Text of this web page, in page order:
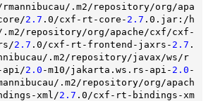
.m2/repository/org/apa
2.7 .0/cxf-rt-core- 2.7 .0.jar:/h
.m2/repository/org/apache/cxf/cxf-
2.7 .0/cxf-rt-frontend-jaxrs- 2.7 .
.m2/repository/javax/ws/r
api/2.0 -m10/jakarta.ws.rs-api- 2.0 -
.m2/repository/org/apach
xml/2.7 .0/cxf-rt-bindings-xm